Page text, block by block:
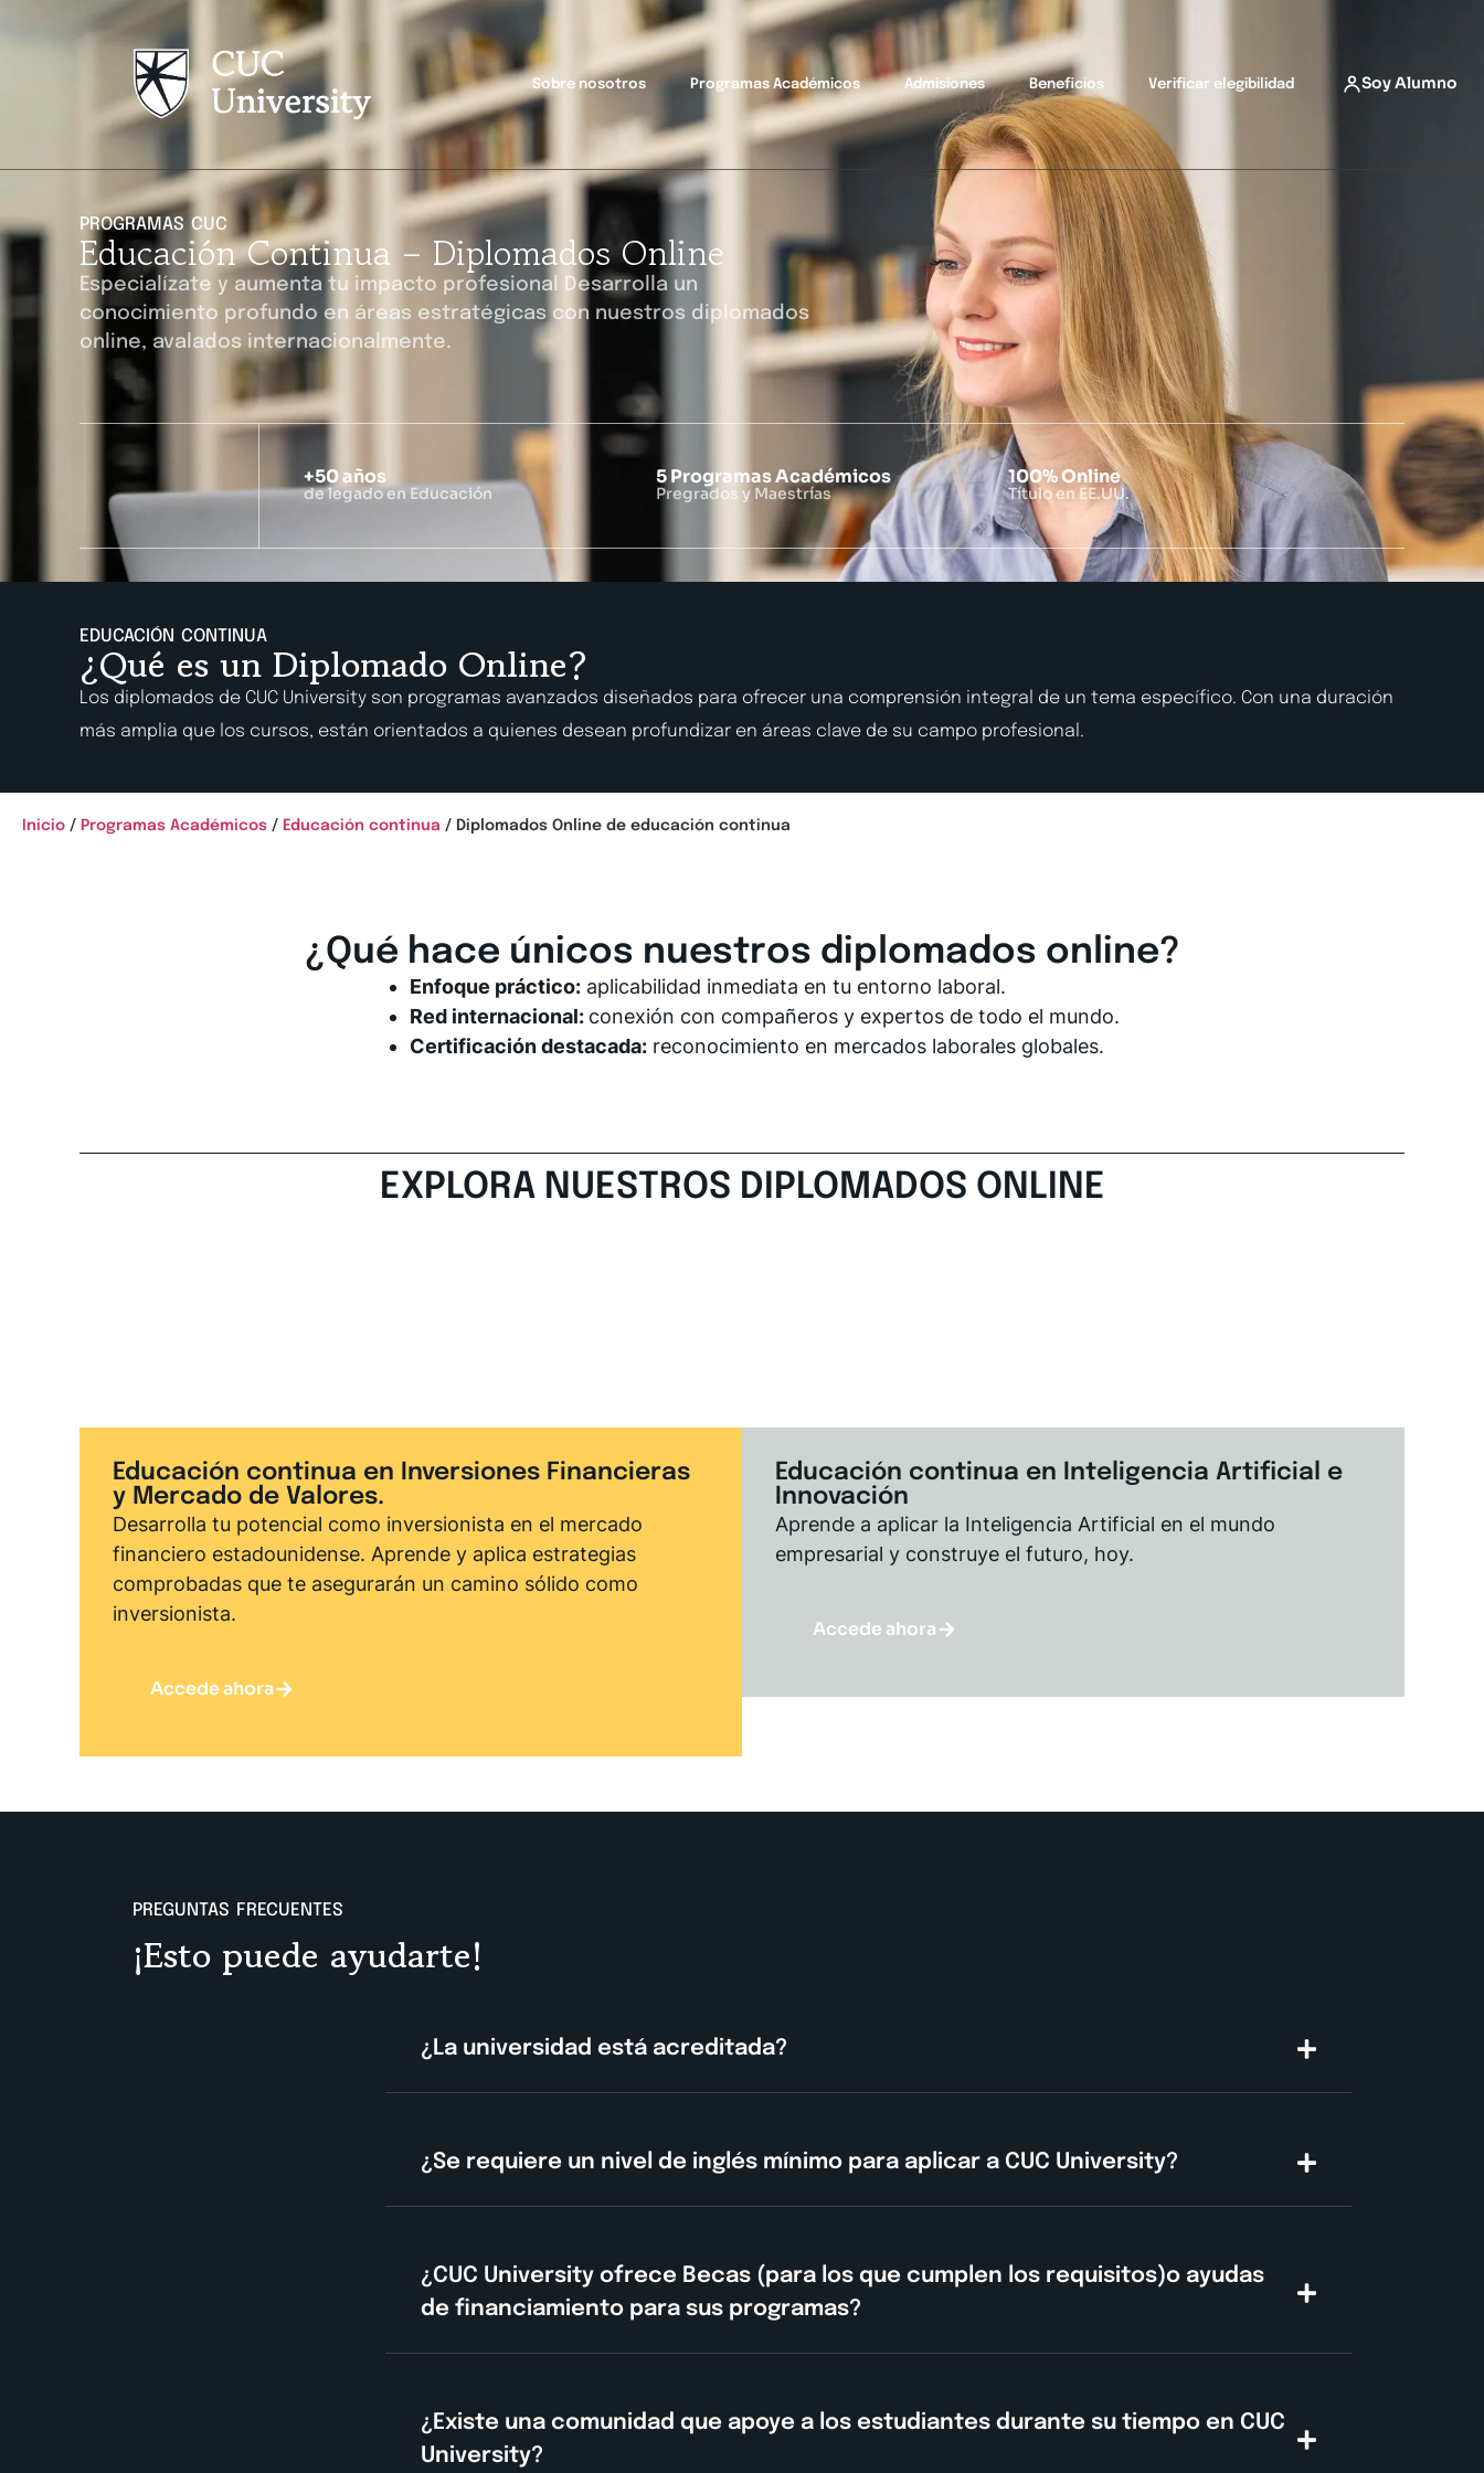
Sobre nosotros Programas Académicos Admisiones Beneficios Verificar elegibilidad Soy Alumno
PROGRAMAS CUC
Educación Continua – Diplomados Online
Especialízate y aumenta tu impacto profesional Desarrolla un
conocimiento profundo en áreas estratégicas con nuestros diplomados
online, avalados internacionalmente.
+50 años
de legado en Educación
5 Programas Académicos
Pregrados y Maestrías
100% Online
Título en EE.UU.
EDUCACIÓN CONTINUA
¿Qué es un Diplomado Online?
Los diplomados de CUC University son programas avanzados diseñados para ofrecer una comprensión integral de un tema específico. Con una duración
más amplia que los cursos, están orientados a quienes desean profundizar en áreas clave de su campo profesional.
Inicio / Programas Académicos / Educación continua / Diplomados Online de educación continua
¿Qué hace únicos nuestros diplomados online?
Enfoque práctico:aplicabilidad inmediata en tu entorno laboral.
Red internacional: conexión con compañeros y expertos de todo el mundo.
Certificación destacada:reconocimiento en mercados laborales globales.
EXPLORA NUESTROS DIPLOMADOS ONLINE
Educación continua en Inversiones Financieras
y Mercado de Valores.
Desarrolla tu potencial como inversionista en el mercado
financiero estadounidense. Aprende y aplica estrategias
comprobadas que te asegurarán un camino sólido como
inversionista.
Accede ahora
Educación continua en Inteligencia Artificial e
Innovación
Aprende a aplicar la Inteligencia Artificial en el mundo
empresarial y construye el futuro, hoy.
Accede ahora
PREGUNTAS FRECUENTES
¡Esto puede ayudarte!
¿La universidad está acreditada?
¿Se requiere un nivel de inglés mínimo para aplicar a CUC University?
¿CUC University ofrece Becas (para los que cumplen los requisitos)o ayudas
de financiamiento para sus programas?
¿Existe una comunidad que apoye a los estudiantes durante su tiempo en CUC
University?